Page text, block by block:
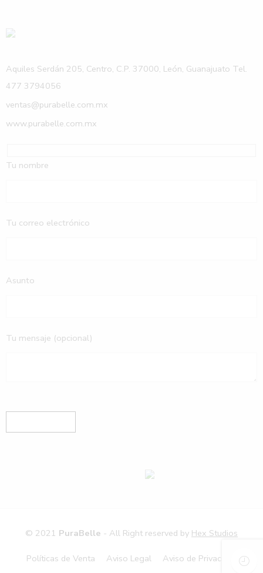
Aquiles Serdán 205, Centro, C.P. 37000, León, Guanajuato Tel.
477 3794056
ventas@purabelle.com.mx
www.purabelle.com.mx
Tu nombre
Tu correo electrónico
Asunto
Tu mensaje (opcional)
© 2021 PuraBelle - All Right reserved by Hex Studios
Políticas de Venta Aviso Legal Aviso de Privacidad